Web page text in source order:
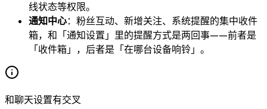
线状态等权限。
通知中心：粉丝互动、新增关注、系统提醒的集中收件
箱，和「通知设置」里的提醒方式是两回事——前者是
「收件箱」，后者是「在哪台设备响铃」。
和聊天设置有交叉